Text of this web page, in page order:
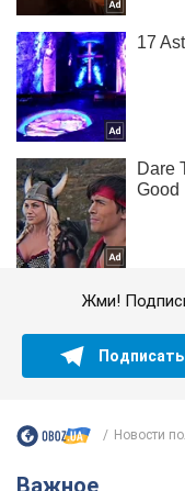
Жми!
Новости
Важное